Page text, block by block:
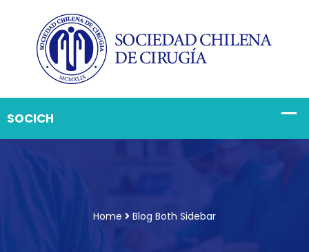
Home Blog Both Sidebar